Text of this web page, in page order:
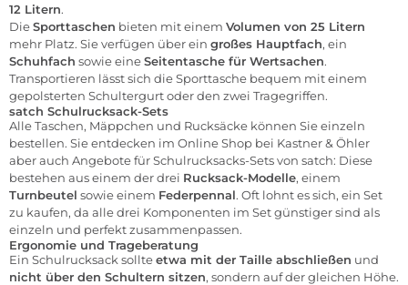
12 Litern.
DieSporttaschen bieten mit einem Volumen von 25 Litern
mehr Platz. Sie verfügen über ein großes Hauptfach, ein
Schuhfach sowie eineSeitentasche für Wertsachen.
Transportieren lässt sich die Sporttasche bequem mit einem
gepolsterten Schultergurt oder den zwei Tragegriffen.
satch Schulrucksack-Sets
Alle Taschen, Mäppchen und Rucksäcke können Sie einzeln
bestellen. Sie entdecken im Online Shop bei Kastner & Öhler
aber auch Angebote für Schulrucksacks-Sets von satch: Diese
bestehen aus einem der drei Rucksack-Modelle, einem
Turnbeutel sowie einem Federpennal. Oft lohnt es sich, ein Set
zu kaufen, da alle drei Komponenten im Set günstiger sind als
einzeln und perfekt zusammenpassen.
Ergonomie und Trageberatung
Ein Schulrucksack sollteetwa mit der Taille abschließen und
nicht über den Schultern sitzen, sondern auf der gleichen Höhe.